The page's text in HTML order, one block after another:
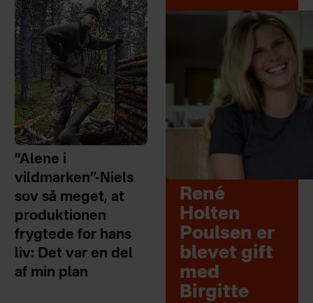
”Alene i
vildmarken”-Niels
sov så meget, at
produktionen
frygtede for hans
liv: Det var en del
af min plan
René
Holten
Poulsen er
blevet gift
med
Birgitte